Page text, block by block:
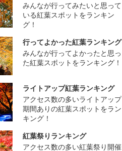
みんなが行ってみたいと思って
いる紅葉スポットをランキン
グ！
行ってよかった紅葉ランキング
みんなが行ってよかったと思っ
た紅葉スポットをランキング！
ライトアップ紅葉ランキング
アクセス数の多いライトアップ
期間ありの紅葉スポットをラン
キング！
紅葉祭りランキング
アクセス数の多い紅葉祭り開催